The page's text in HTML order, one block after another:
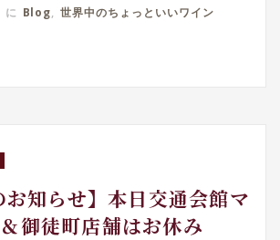
に Blog, 世界中のちょっといいワイン
お知らせ】本日交通会館マ
御徒町店舗はお休み